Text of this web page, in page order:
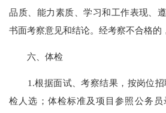
品质、能力素质、学习和工作表现、
书面考察意见和结论。经考察不合格的
六、体检
1.根据面试、考察结果，按岗位招
检人选；体检标准及项目参照公务